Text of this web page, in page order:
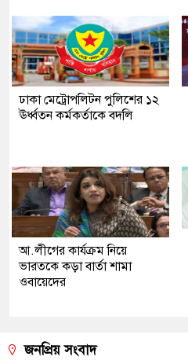
ঢাকা মেট্রোপলিটন পুলিশের ১২
ঊর্ধ্বতন কর্মকর্তাকে বদলি
আ.লীগের কার্যক্রম নিয়ে
ভারতকে কড়া বার্তা শামা
ওবায়েদের
জনপ্রিয় সংবাদ